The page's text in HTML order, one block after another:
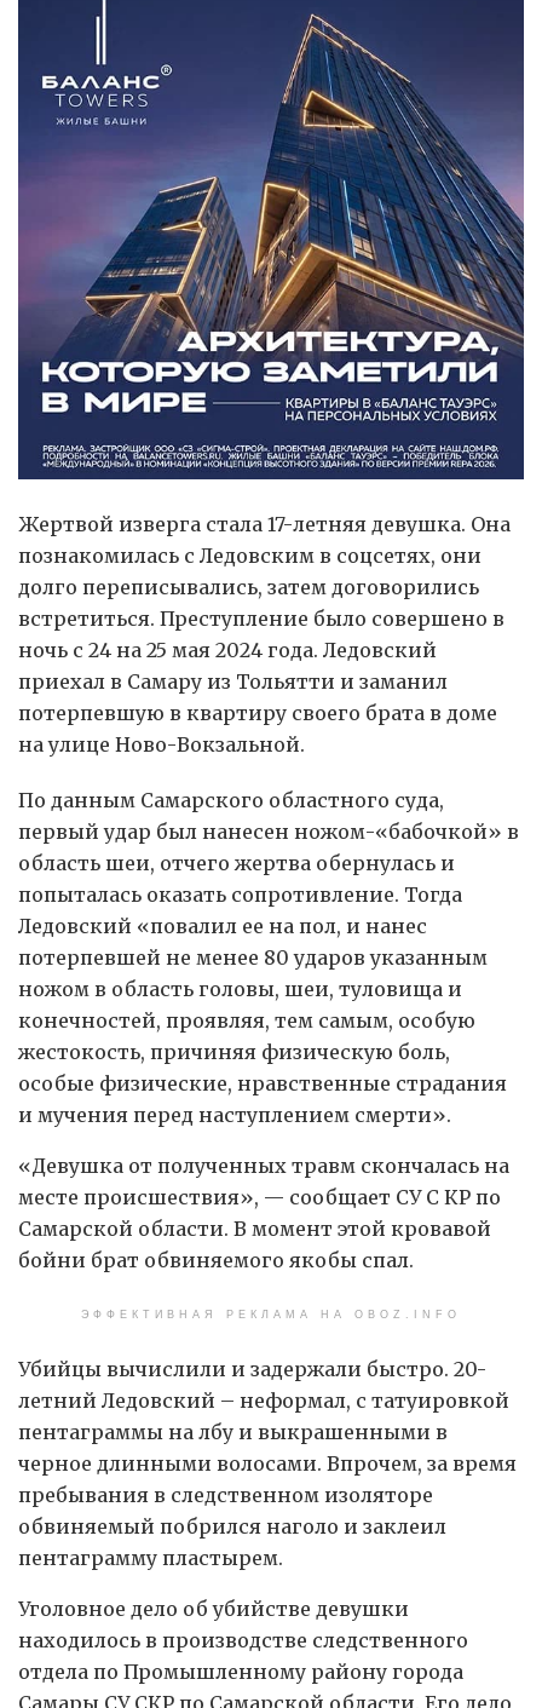
Жертвой изверга стала 17-летняя девушка. Она
познакомилась с Ледовским в соцсетях, они
долго переписывались, затем договорились
встретиться. Преступление было совершено в
ночь с 24 на 25 мая 2024 года. Ледовский
приехал в Самару из Тольятти и заманил
потерпевшую в квартиру своего брата в доме
на улице Ново-Вокзальной.
По данным Самарского областного суда,
первый удар был нанесен ножом-«бабочкой» в
область шеи, отчего жертва обернулась и
попыталась оказать сопротивление. Тогда
Ледовский «повалил ее на пол, и нанес
потерпевшей не менее 80 ударов указанным
ножом в область головы, шеи, туловища и
конечностей, проявляя, тем самым, особую
жестокость, причиняя физическую боль,
особые физические, нравственные страдания
и мучения перед наступлением смерти».
«Девушка от полученных травм скончалась на
месте происшествия», — сообщает СУ С КР по
Самарской области. В момент этой кровавой
бойни брат обвиняемого якобы спал.
ЭФФЕКТИВНАЯ РЕКЛАМА НА OBOZ.INFO
Убийцы вычислили и задержали быстро. 20-
летний Ледовский – неформал, с татуировкой
пентаграммы на лбу и выкрашенными в
черное длинными волосами. Впрочем, за время
пребывания в следственном изоляторе
обвиняемый побрился наголо и заклеил
пентаграмму пластырем.
Уголовное дело об убийстве девушки
находилось в производстве следственного
отдела по Промышленному району города
Самары СУ СКР по Самарской области. Его дело